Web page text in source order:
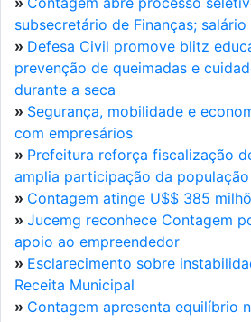
subsecretário de Finanças;
» Defesa Civil promove blitz
prevenção de queimadas e
durante a seca
» Segurança, mobilidade e
com empresários
» Prefeitura reforça fiscalização
amplia participação da
» Contagem atinge U$$ 385
» Jucemg reconhece Contagem
apoio ao empreendedor
» Esclarecimento sobre
Receita Municipal
» Contagem apresenta equilíbrio